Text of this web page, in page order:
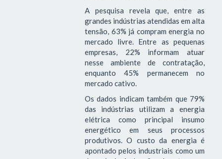
A pesquisa revela que, entre as
grandes indústrias atendidas em alta
tensão, 63% já compram energia no
mercado livre. Entre as pequenas
empresas, 22% informam atuar
nesse ambiente de contratação,
enquanto 45% permanecem no
mercado cativo.
Os dados indicam também que 79%
das indústrias utilizam a energia
elétrica como principal insumo
energético em seus processos
produtivos. O custo da energia é
apontado pelos industriais como um